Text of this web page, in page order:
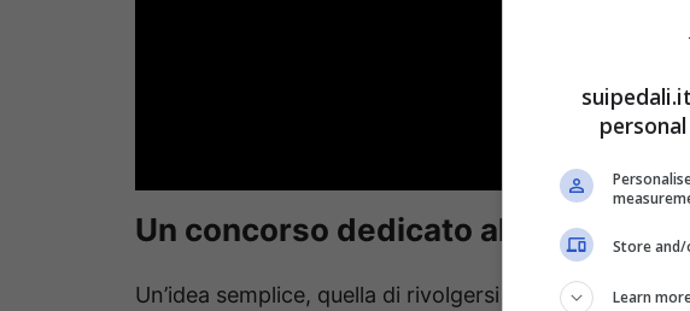
Un concorso dedicato alle
Un’idea semplice, quella di rivolgersi a chi dovrà poi
Store and/
Learn